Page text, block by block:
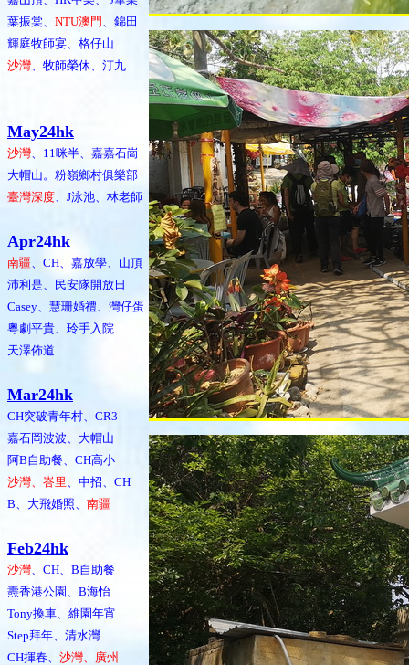
葉振棠、 NTU澳門 、錦田
輝庭牧師宴、格仔山
沙灣、牧師榮休、汀九
May24hk
沙灣、11咪半、嘉嘉石崗
大帽山。粉嶺鄉村俱樂部
臺灣深度、J泳池、林老師
Apr24hk
南疆、CH、嘉放學、山頂
沛利是、民安隊開放日
Casey、慧珊婚禮、灣仔蛋
粵劇平貴、玲手入院
天澤佈道
Mar24hk
CH突破青年村、CR3
嘉石岡波波、大帽山
阿B自助餐、CH高小
沙灣、峇里、中招、CH
B、大飛婚照、 南疆
Feb24hk
沙灣、CH、B自助餐
燾香港公園、B海怡
Tony換車、維園年宵
Step拜年、清水灣
CH揮春、 沙灣、廣州